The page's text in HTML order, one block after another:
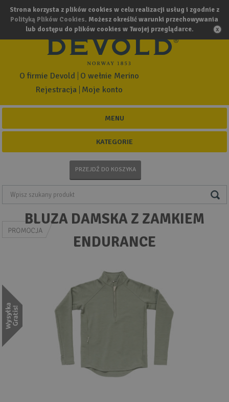
Strona korzysta z plików cookies w celu realizacji usług i zgodnie z
Polityką Plików Cookies. Możesz określić warunki przechowywania
lub dostępu do plików cookies w Twojej przeglądarce.
Rejestracja Moje konto
O firmie Devold O wełnie Merino
MENU
KATEGORIE
PRZEJDŹ DO KOSZYKA
BLUZA DAMSKA Z ZAMKIEM
ENDURANCE